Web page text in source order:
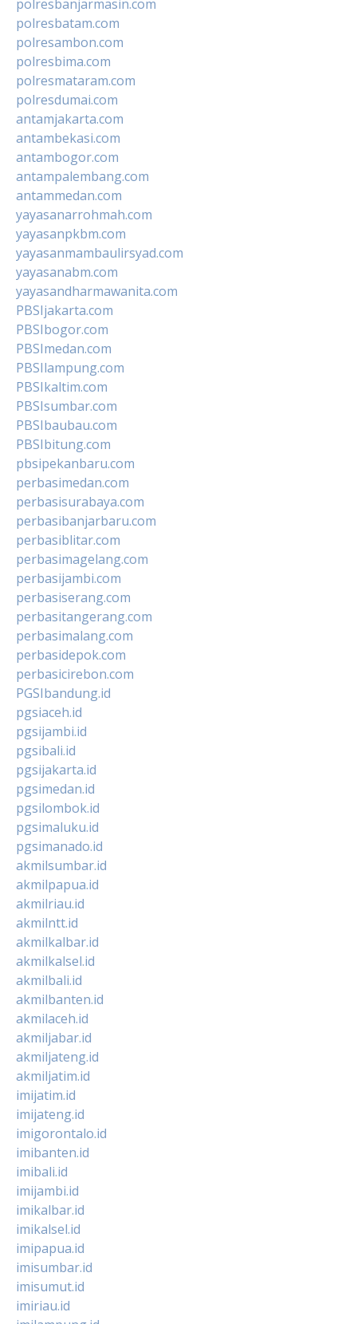
polresbanjarmasin.com
polresbatam.com
polresambon.com
polresbima.com
polresmataram.com
polresdumai.com
antamjakarta.com
antambekasi.com
antambogor.com
antampalembang.com
antammedan.com
yayasanarrohmah.com
yayasanpkbm.com
yayasanmambaulirsyad.com
yayasanabm.com
yayasandharmawanita.com
PBSIjakarta.com
PBSIbogor.com
PBSImedan.com
PBSIlampung.com
PBSIkaltim.com
PBSIsumbar.com
PBSIbaubau.com
PBSIbitung.com
pbsipekanbaru.com
perbasimedan.com
perbasisurabaya.com
perbasibanjarbaru.com
perbasiblitar.com
perbasimagelang.com
perbasijambi.com
perbasiserang.com
perbasitangerang.com
perbasimalang.com
perbasidepok.com
perbasicirebon.com
PGSIbandung.id
pgsiaceh.id
pgsijambi.id
pgsibali.id
pgsijakarta.id
pgsimedan.id
pgsilombok.id
pgsimaluku.id
pgsimanado.id
akmilsumbar.id
akmilpapua.id
akmilriau.id
akmilntt.id
akmilkalbar.id
akmilkalsel.id
akmilbali.id
akmilbanten.id
akmilaceh.id
akmiljabar.id
akmiljateng.id
akmiljatim.id
imijatim.id
imijateng.id
imigorontalo.id
imibanten.id
imibali.id
imijambi.id
imikalbar.id
imikalsel.id
imipapua.id
imisumbar.id
imisumut.id
imiriau.id